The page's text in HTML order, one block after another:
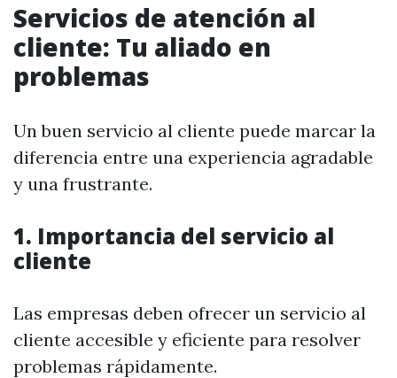
Servicios de atención al
cliente: Tu aliado en
problemas
Un buen servicio al cliente puede marcar la
diferencia entre una experiencia agradable
y una frustrante.
1. Importancia del servicio al
cliente
Las empresas deben ofrecer un servicio al
cliente accesible y eficiente para resolver
problemas rápidamente.